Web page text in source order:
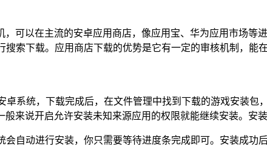
可以在主流的安卓应用商店，像应用宝、华为应用市场等
索下载。应用商店下载的优势是它有一定的审核机制，能
卓系统，下载完成后，在文件管理中找到下载的游戏安装
来说开启允许安装未知来源应用的权限就能继续安装。安
自动进行安装，你只需要等待进度条完成即可。安装成功